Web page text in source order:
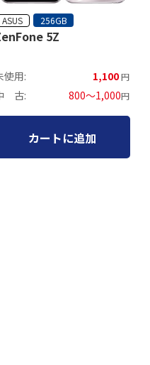
ASUS 256GB
5Z
使用: 1,100円
古: 800～1,000円
カートに追加